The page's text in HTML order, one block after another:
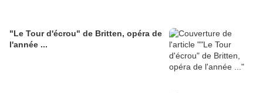
"Le Tour d'écrou" de Britten, opéra de
l'année ...